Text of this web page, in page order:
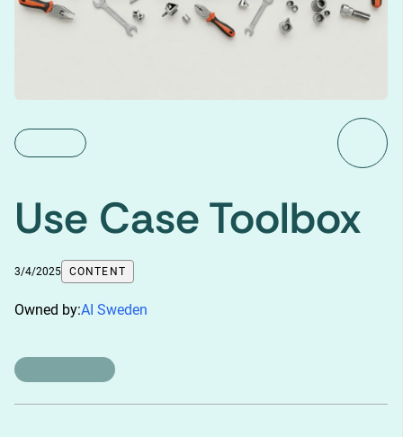
Use Case Toolbox
3/4/2025 CONTENT
Owned by:AI Sweden